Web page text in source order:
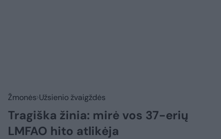
Žmonės Užsienio žvaigždės
Tragiška žinia: mirė vos 37-erių
LMFAO hito atlikėja